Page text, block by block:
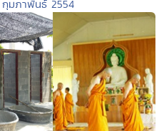
มภาพันธ์ 2554